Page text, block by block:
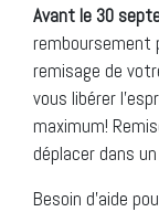
Avant le 30
remboursement
remisage de
vous libérer
maximum!
déplacer dans
Besoin d’aide